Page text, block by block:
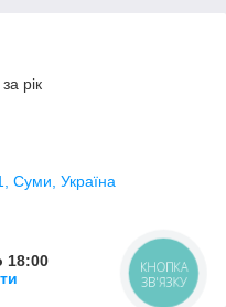
рік
Суми, Україна
18:00
КНОПКА
ЗВ'ЯЗКУ